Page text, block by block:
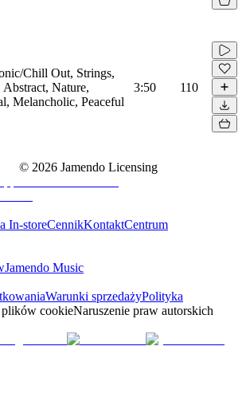
Chill Out, Strings,
Abstract, Nature,
Melancholic, Peaceful
3:50 110
© 2026 Jamendo Licensing
In-storeCennikKontaktCentrum
Jamendo Music
Warunki sprzedażyPolityka
cookieNaruszenie praw autorskich